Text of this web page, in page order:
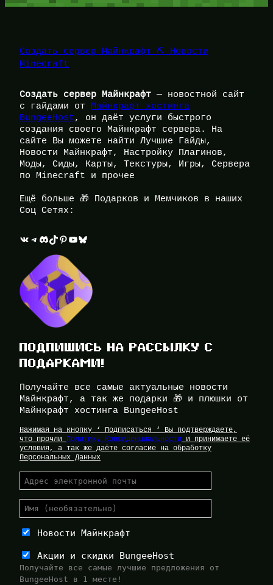
Создать сервер Майнкрафт ⛏️ Новости
Minecraft
Создать сервер Майнкрафт — новостной сайт
с гайдами от Майнкрафт хостинга
BungeeHost, он даёт услуги быстрого
создания своего Майнкрафт сервера. На
сайте Вы можете найти Лучшие Гайды,
Новости Майнкрафт, Настройку Плагинов,
Моды, Сиды, Карты, Текстуры, Игры, Сервера
по Minecraft и прочее
Ещё больше 🎁 Подарков и Мемчиков в наших
Соц Сетях:
ВКонтакте Telegram Discord TikTok Pinterest YouTube Bluesky
ПОДПИШИСЬ НА РАССЫЛКУ С
ПОДАРКАМИ!
Получайте все самые актуальные новости
Майнкрафт, а так же подарки 🎁 и плюшки от
Майнкрафт хостинга BungeeHost
Нажимая на кнопку ‘ Подписаться ‘ Вы подтверждаете,
что прочли Политику Конфиденциальности и принимаете её
условия, а так же даёте согласие на обработку
Персональных Данных
Новости Майнкрафт
Акции и скидки BungeeHost
Получайте все самые лучшие предложения от
BungeeHost в 1 месте!